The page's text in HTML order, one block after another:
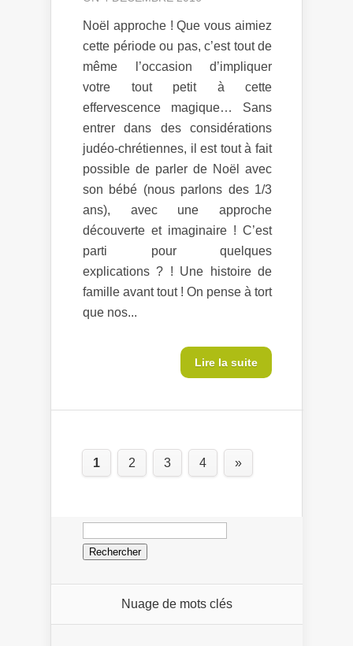
Noël approche ! Que vous aimiez
cette période ou pas, c’est tout de
même l’occasion d’impliquer
votre tout petit à cette
effervescence magique… Sans
entrer dans des considérations
judéo-chrétiennes, il est tout à fait
possible de parler de Noël avec
son bébé (nous parlons des 1/3
ans), avec une approche
découverte et imaginaire ! C’est
parti pour quelques
explications ? ! Une histoire de
famille avant tout ! On pense à tort
que nos...
Lire la suite
1 2 3 4 »
Rechercher :
Nuage de mots clés